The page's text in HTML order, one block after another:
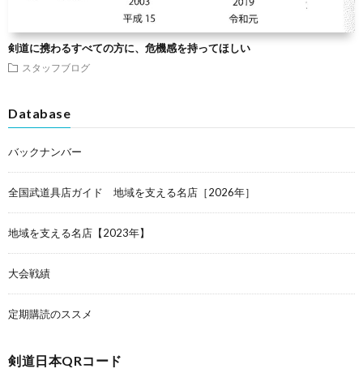
剣道に携わるすべての方に、危機感を持ってほしい
スタッフブログ
Database
バックナンバー
全国武道具店ガイド 地域を支える名店［2026年］
地域を支える名店【2023年】
大会戦績
定期購読のススメ
剣道日本QRコード